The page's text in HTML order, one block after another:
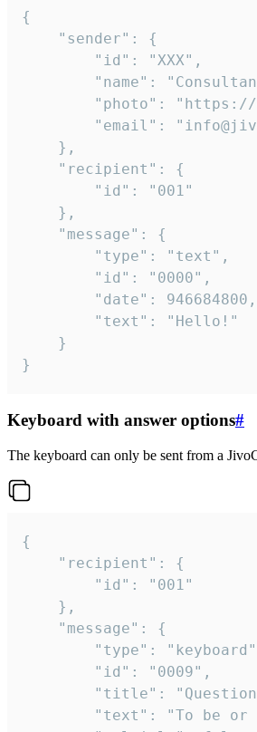
{
}
Keyboard with answer options#
The keyboard can only be sent from a
{